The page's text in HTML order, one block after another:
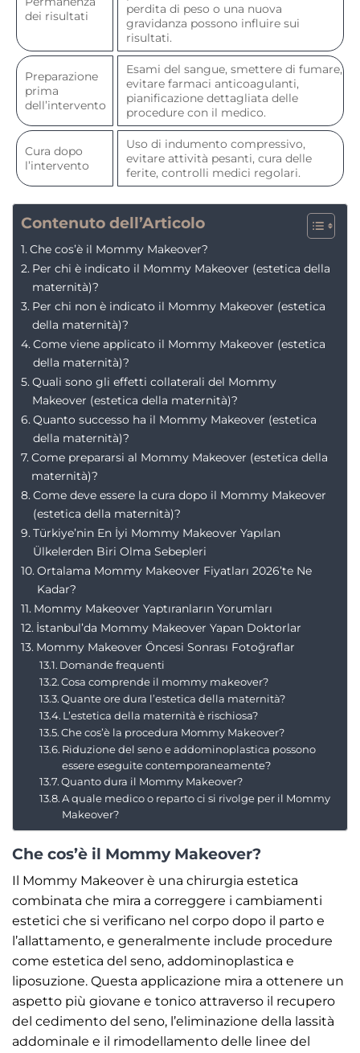
dei risultati
perdita di peso o una nuova
gravidanza possono influire sui
risultati.
Preparazione
prima
dell’intervento
Esami del sangue, smettere di fumare,
evitare farmaci anticoagulanti,
pianificazione dettagliata delle
procedure con il medico.
Cura dopo
l’intervento
Uso di indumento compressivo,
evitare attività pesanti, cura delle
ferite, controlli medici regolari.
Contenuto dell’Articolo
Che cos’è il Mommy Makeover?
Per chi è indicato il Mommy Makeover (estetica della
maternità)?
Per chi non è indicato il Mommy Makeover (estetica
della maternità)?
Come viene applicato il Mommy Makeover (estetica
della maternità)?
Quali sono gli effetti collaterali del Mommy
Makeover (estetica della maternità)?
Quanto successo ha il Mommy Makeover (estetica
della maternità)?
Come prepararsi al Mommy Makeover (estetica della
maternità)?
Come deve essere la cura dopo il Mommy Makeover
(estetica della maternità)?
Türkiye’nin En İyi Mommy Makeover Yapılan
Ülkelerden Biri Olma Sebepleri
Ortalama Mommy Makeover Fiyatları 2026’te Ne
Kadar?
Mommy Makeover Yaptıranların Yorumları
İstanbul’da Mommy Makeover Yapan Doktorlar
Mommy Makeover Öncesi Sonrası Fotoğraflar
Domande frequenti
Cosa comprende il mommy makeover?
Quante ore dura l’estetica della maternità?
L’estetica della maternità è rischiosa?
Che cos’è la procedura Mommy Makeover?
Riduzione del seno e addominoplastica possono
essere eseguite contemporaneamente?
Quanto dura il Mommy Makeover?
A quale medico o reparto ci si rivolge per il Mommy
Makeover?
Che cos’è il Mommy Makeover?
Il Mommy Makeover è una chirurgia estetica
combinata che mira a correggere i cambiamenti
estetici che si verificano nel corpo dopo il parto e
l’allattamento, e generalmente include procedure
come estetica del seno, addominoplastica e
liposuzione. Questa applicazione mira a ottenere un
aspetto più giovane e tonico attraverso il recupero
del cedimento del seno, l’eliminazione della lassità
addominale e il rimodellamento delle linee del